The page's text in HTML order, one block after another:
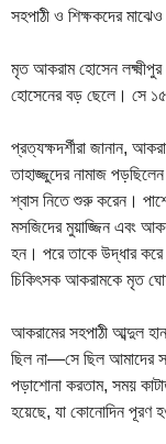
সহপাঠী ও শিক্ষকদের
মৃত আকরাম হোসেন
হোসেনের বড় ছেলে। সে
প্রত্যক্ষদর্শীরা জানান,
তাহাজ্জুদের নামাজ
শ্বাস নিতে শুরু করেন।
মসজিদের মুয়াজ্জিন এবং
হন। পরে তাকে উদ্ধার করে
চিকিৎসক আকরামকে মৃত
আকরামের সহপাঠী আব্দুল
ছিল না—সে ছিল আমাদের
পড়াশোনা করতাম, সময়
হয়েছে, যা কোনোদিন পূরণ